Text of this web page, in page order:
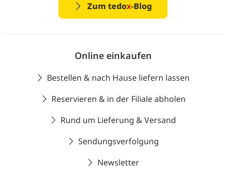
Zum tedox-Blog
Online einkaufen
Bestellen & nach Hause liefern lassen
Reservieren & in der Filiale abholen
Rund um Lieferung & Versand
Sendungsverfolgung
Newsletter